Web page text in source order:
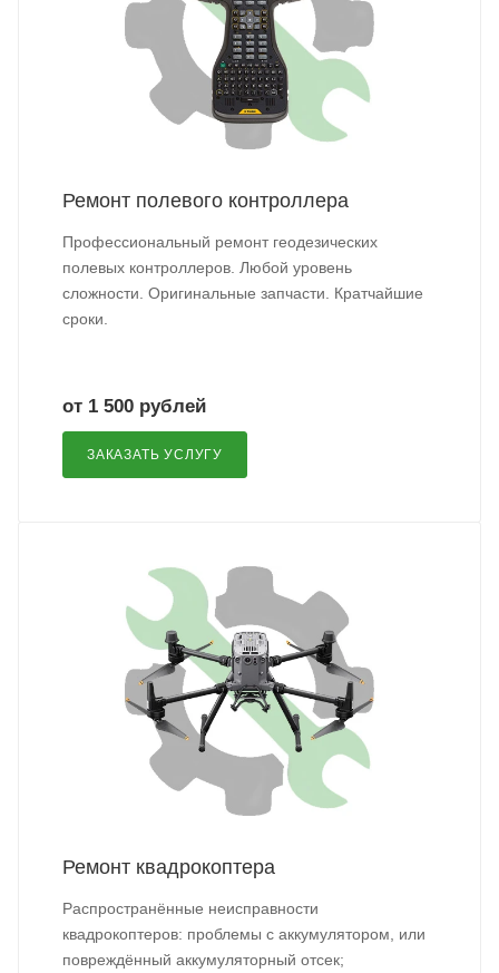
Ремонт полевого контроллера
Профессиональный ремонт геодезических
полевых контроллеров. Любой уровень
сложности. Оригинальные запчасти. Кратчайшие
сроки.
от 1 500 рублей
ЗАКАЗАТЬ УСЛУГУ
Ремонт квадрокоптера
Распространённые неисправности
квадрокоптеров: проблемы с аккумулятором, или
повреждённый аккумуляторный отсек;